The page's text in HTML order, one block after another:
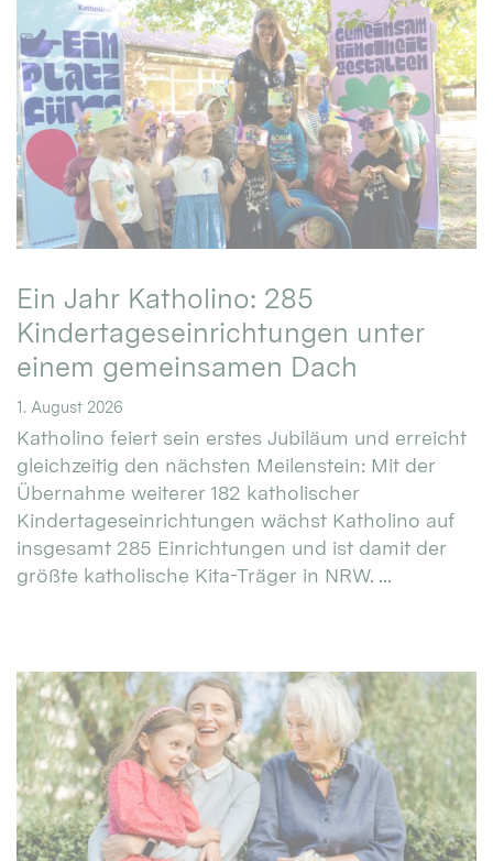
Ein Jahr Katholino: 285
Kindertageseinrichtungen unter
einem gemeinsamen Dach
1. August 2026
Katholino feiert sein erstes Jubiläum und erreicht
gleichzeitig den nächsten Meilenstein: Mit der
Übernahme weiterer 182 katholischer
Kindertageseinrichtungen wächst Katholino auf
insgesamt 285 Einrichtungen und ist damit der
größte katholische Kita-Träger in NRW. ...